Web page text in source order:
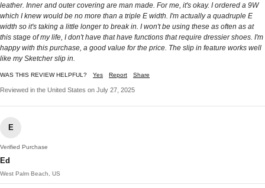
leather. Inner and outer covering are man made. For me, it's okay. I ordered a 9W
which I knew would be no more than a triple E width. I'm actually a quadruple E
width so it's taking a little longer to break in. I won't be using these as often as at
this stage of my life, I don't have that have functions that require dressier shoes. I'm
happy with this purchase, a good value for the price. The slip in feature works well
like my Sketcher slip in.
WAS THIS REVIEW HELPFUL? Yes Report Share
Reviewed in the United States on July 27, 2025
E
Verified Purchase
Ed
West Palm Beach, US